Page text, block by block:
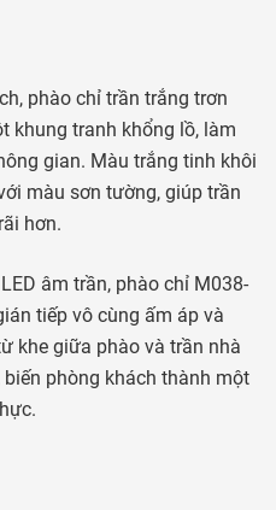
phào chỉ trần trắng trơn
khung tranh khổng lồ, làm
gian. Màu trắng tinh khôi
màu sơn tường, giúp trần
hơn.
âm trần, phào chỉ M038-
tiếp vô cùng ấm áp và
khe giữa phào và trần nhà
phòng khách thành một